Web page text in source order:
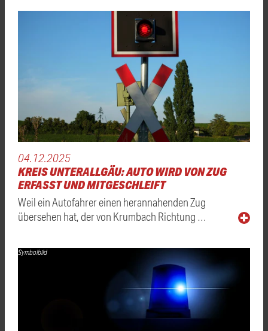
04.12.2025
KREIS UNTERALLGÄU: AUTO WIRD VON ZUG
ERFASST UND MITGESCHLEIFT
Weil ein Autofahrer einen herannahenden Zug
übersehen hat, der von Krumbach Richtung …
Symbolbild